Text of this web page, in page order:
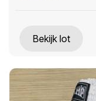
Bekijk lot